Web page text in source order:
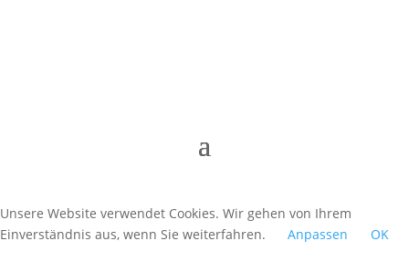
Unsere Website verwendet Cookies. Wir gehen von Ihrem
Einverständnis aus, wenn Sie weiterfahren.
Anpassen OK